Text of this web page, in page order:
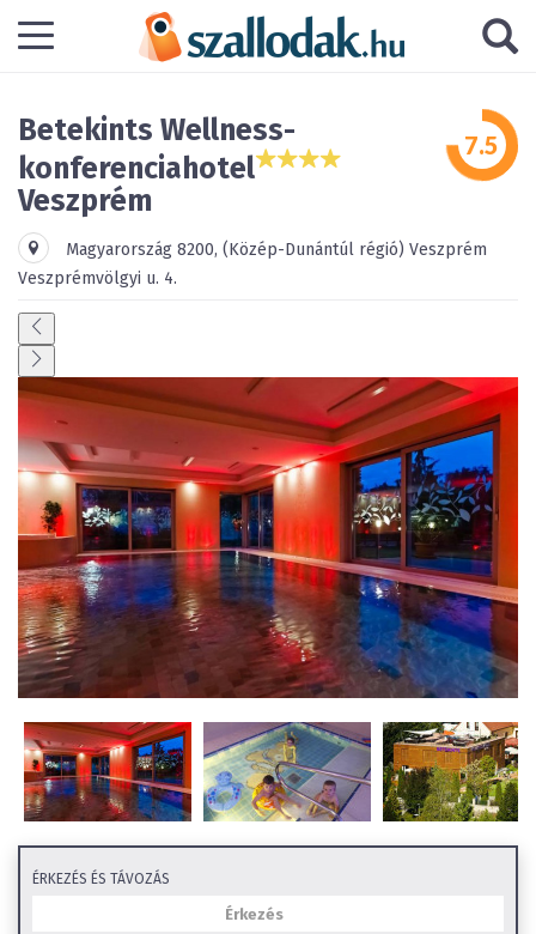
Betekints Wellness-
konferenciahotel
Veszprém
Magyarország 8200, (Közép-Dunántúl régió) Veszprém
Veszprémvölgyi u. 4.
ÉRKEZÉS ÉS TÁVOZÁS